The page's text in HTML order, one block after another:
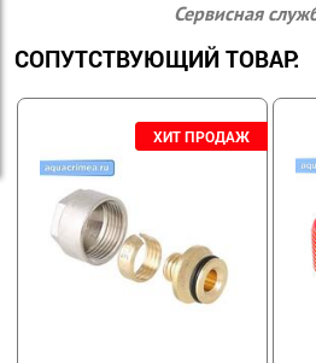
Сервисная
СОПУТСТВУЮЩИЙ ТОВАР: